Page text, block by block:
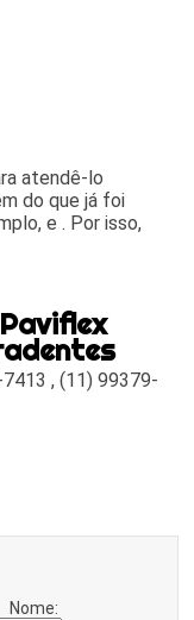
atendê-lo
do que já foi
e . Por isso,
,(11) 99379-
Nome: